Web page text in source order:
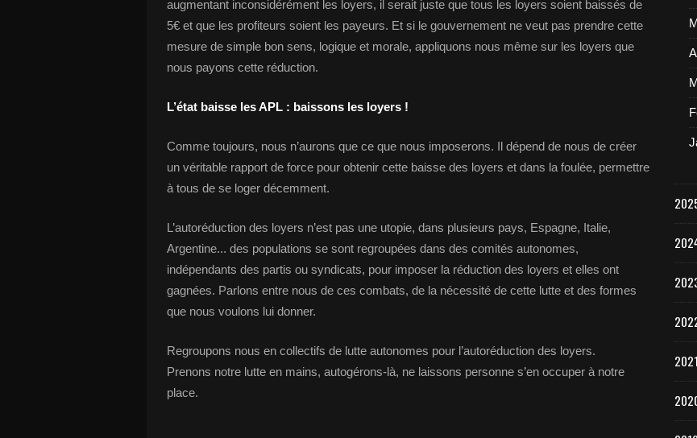
augmentant inconsidérément les loyers, il serait juste que tous les loyers soient baissés de
5€ et que les profiteurs soient les payeurs. Et si le gouvernement ne veut pas prendre cette
mesure de simple bon sens, logique et morale, appliquons nous même sur les loyers que
nous payons cette réduction.
L’état baisse les APL : baissons les loyers !
Comme toujours, nous n’aurons que ce que nous imposerons. Il dépend de nous de créer
un véritable rapport de force pour obtenir cette baisse des loyers et dans la foulée, permettre
à tous de se loger décemment.
L’autoréduction des loyers n’est pas une utopie, dans plusieurs pays, Espagne, Italie,
Argentine... des populations se sont regroupées dans des comités autonomes,
indépendants des partis ou syndicats, pour imposer la réduction des loyers et elles ont
gagnées. Parlons entre nous de ces combats, de la nécessité de cette lutte et des formes
que nous voulons lui donner.
Regroupons nous en collectifs de lutte autonomes pour l’autoréduction des loyers.
Prenons notre lutte en mains, autogérons-là, ne laissons personne s’en occuper à notre
place.
2021